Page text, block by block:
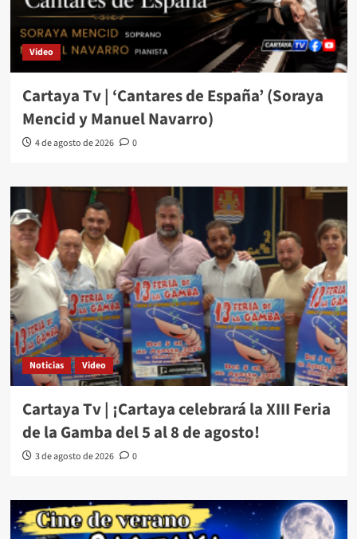
Video
Cartaya Tv | ‘Cantares de España’ (Soraya
Mencid y Manuel Navarro)
4 de agosto de 2026 0
Noticias Video
Cartaya Tv | ¡Cartaya celebrará la XIII Feria
de la Gamba del 5 al 8 de agosto!
3 de agosto de 2026 0